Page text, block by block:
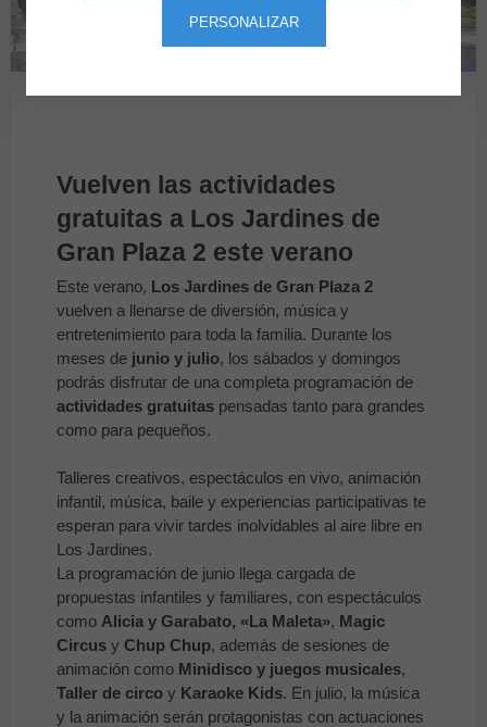
Vuelven las actividades
gratuitas a Los Jardines de
Gran Plaza 2 este verano
Este verano, Los Jardines de Gran Plaza 2
vuelven a llenarse de diversión, música y
entretenimiento para toda la familia. Durante los
meses de junio y julio, los sábados y domingos
podrás disfrutar de una completa programación de
actividades gratuitas pensadas tanto para grandes
como para pequeños.
Talleres creativos, espectáculos en vivo, animación
infantil, música, baile y experiencias participativas te
esperan para vivir tardes inolvidables al aire libre en
Los Jardines.
La programación de junio llega cargada de
propuestas infantiles y familiares, con espectáculos
como Alicia y Garabato, «La Maleta», Magic
Circus y Chup Chup, además de sesiones de
animación como Minidisco y juegos musicales,
Taller de circo y Karaoke Kids. En julio, la música
y la animación serán protagonistas con actuaciones
PERSONALIZAR